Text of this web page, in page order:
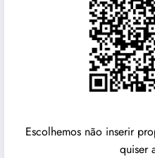
Escolhemos não inserir
quiser